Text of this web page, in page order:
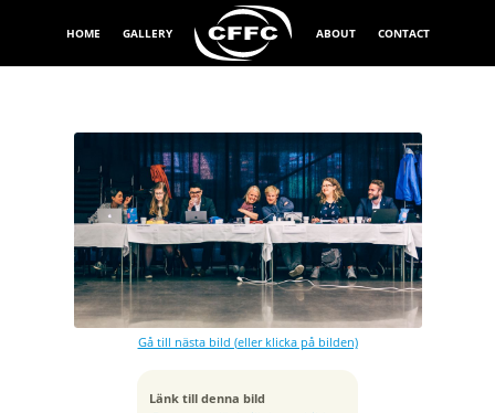
HOME GALLERY ABOUT CONTACT
Gå till nästa bild (eller klicka på bilden)
Länk till denna bild
Exponeringstid
1/200 sek
Bländare
f/2.8
Kamera
Canon EOS 6D
Tagen
ISO